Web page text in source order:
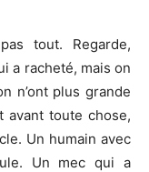
tout. Regarde,
a racheté, mais on
n’ont plus grande
avant toute chose,
Un humain avec
Un mec qui a